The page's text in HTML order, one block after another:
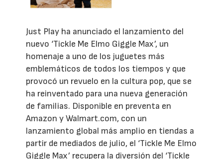
Just Play ha anunciado el lanzamiento del
nuevo ‘Tickle Me Elmo Giggle Max’, un
homenaje a uno de los juguetes más
emblemáticos de todos los tiempos y que
provocó un revuelo en la cultura pop, que se
ha reinventado para una nueva generación
de familias. Disponible en preventa en
Amazon y Walmart.com, con un
lanzamiento global más amplio en tiendas a
partir de mediados de julio, el ‘Tickle Me Elmo
Giggle Max’ recupera la diversión del ‘Tickle